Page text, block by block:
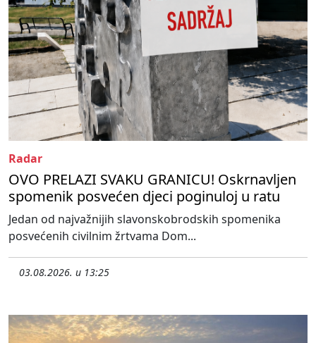
Radar
OVO PRELAZI SVAKU GRANICU! Oskrnavljen
spomenik posvećen djeci poginuloj u ratu
Jedan od najvažnijih slavonskobrodskih spomenika
posvećenih civilnim žrtvama Dom...
03.08.2026. u 13:25